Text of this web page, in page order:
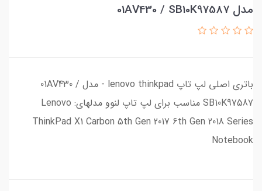
مدل 01AV430 / SB10K97587
باتری اصلی لپ تاپ lenovo thinkpad - مدل 01AV430 /
SB10K97587 مناسب برای لپ تاپ لنوو مدلهای: Lenovo
ThinkPad X1 Carbon 5th Gen 2017 6th Gen 2018 Series
Notebook